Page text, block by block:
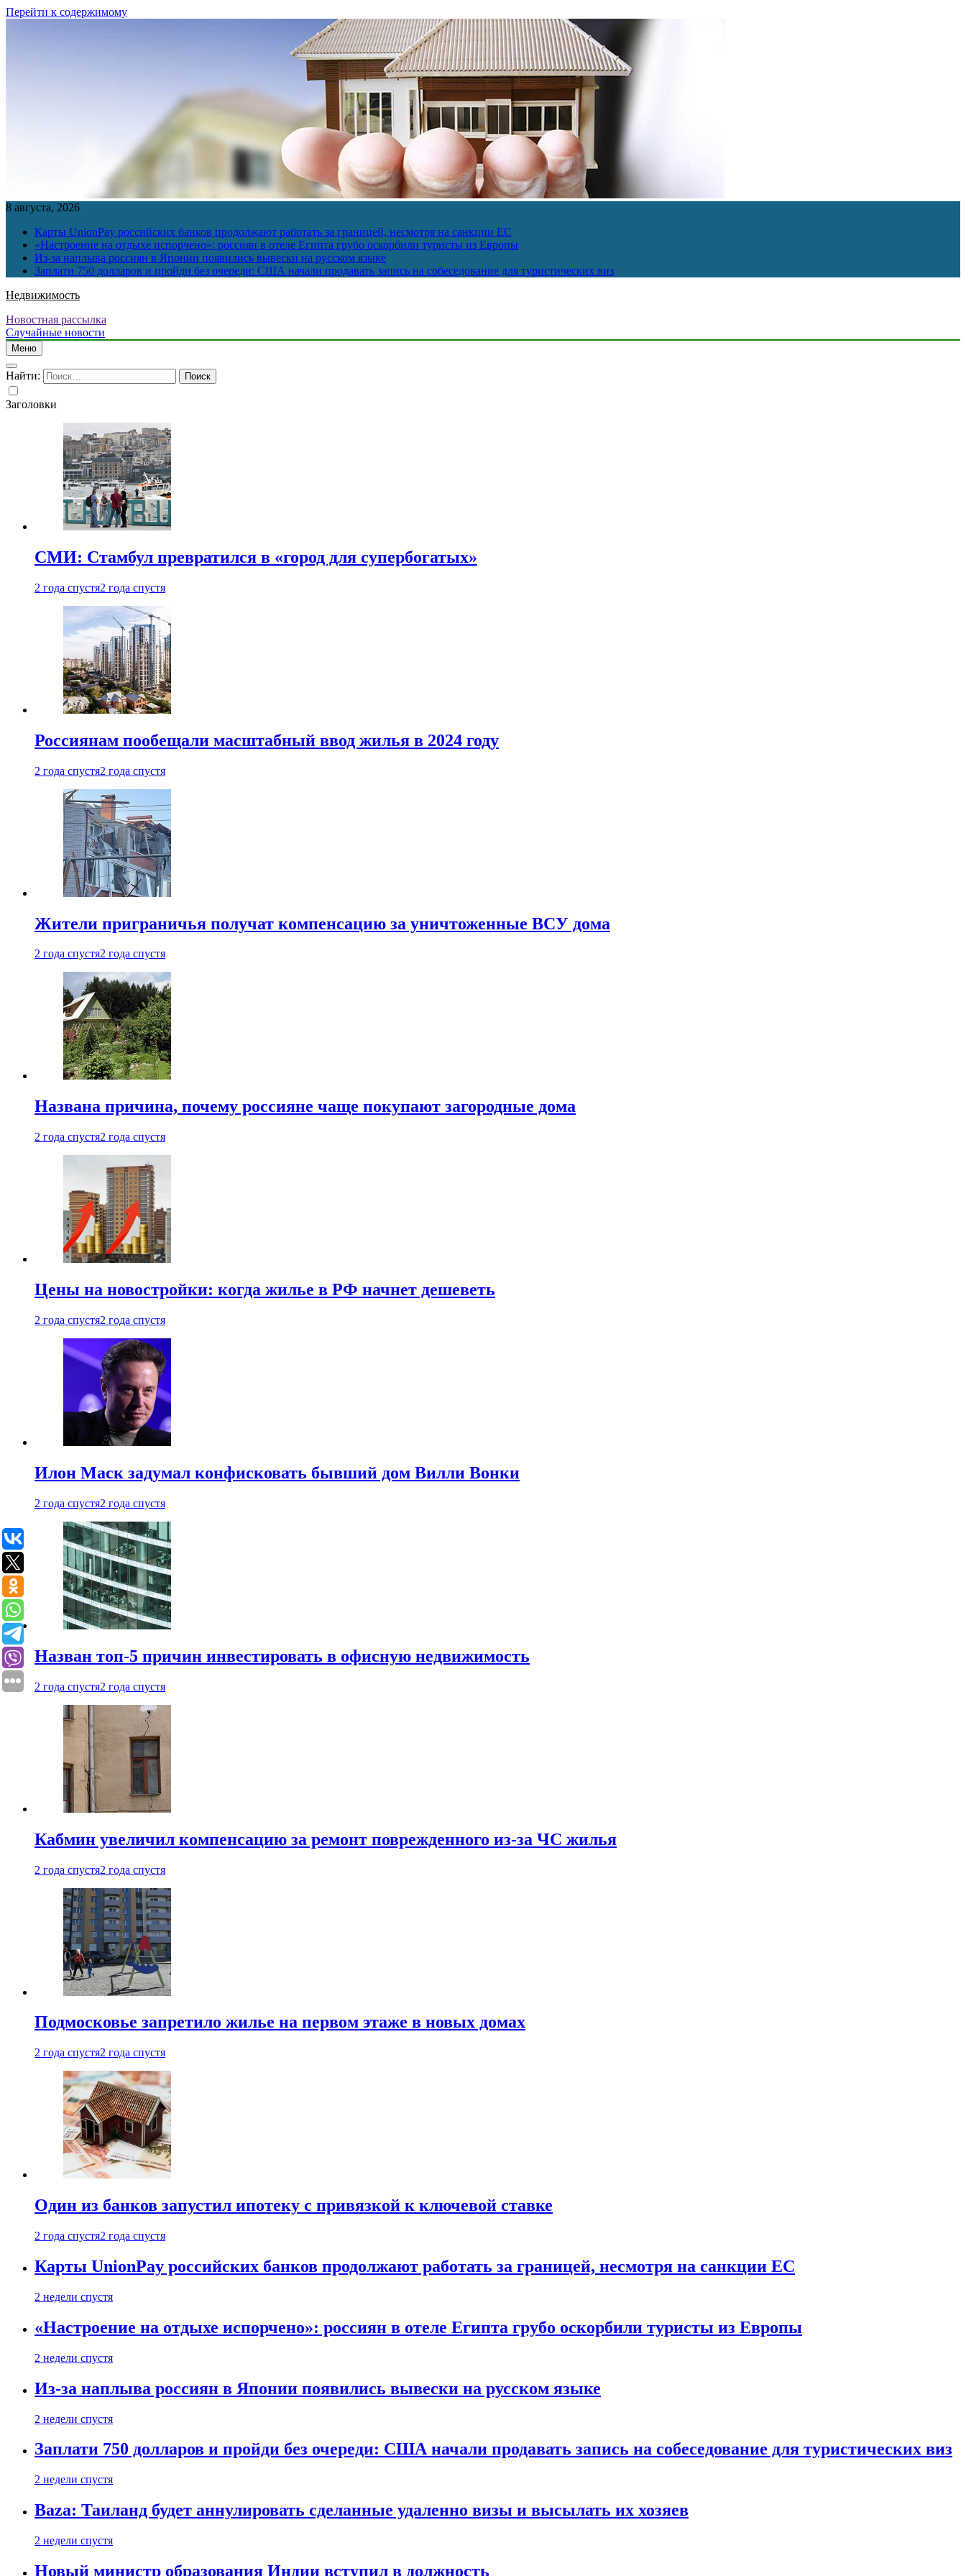
Перейти к содержимому
8 августа, 2026
Карты UnionPay российских банков продолжают работать за границей, несмотря на санкции ЕС
«Настроение на отдыхе испорчено»: россиян в отеле Египта грубо оскорбили туристы из Европы
Из-за наплыва россиян в Японии появились вывески на русском языке
Заплати 750 долларов и пройди без очереди: США начали продавать запись на собеседование для туристических виз
Недвижимость
Новостная рассылка
Случайные новости
Меню
Найти:
Заголовки
СМИ: Стамбул превратился в «город для супербогатых»
2 года спустя2 года спустя
Россиянам пообещали масштабный ввод жилья в 2024 году
2 года спустя2 года спустя
Жители приграничья получат компенсацию за уничтоженные ВСУ дома
2 года спустя2 года спустя
Названа причина, почему россияне чаще покупают загородные дома
2 года спустя2 года спустя
Цены на новостройки: когда жилье в РФ начнет дешеветь
2 года спустя2 года спустя
Илон Маск задумал конфисковать бывший дом Вилли Вонки
2 года спустя2 года спустя
Назван топ-5 причин инвестировать в офисную недвижимость
2 года спустя2 года спустя
Кабмин увеличил компенсацию за ремонт поврежденного из-за ЧС жилья
2 года спустя2 года спустя
Подмосковье запретило жилье на первом этаже в новых домах
2 года спустя2 года спустя
Один из банков запустил ипотеку с привязкой к ключевой ставке
2 года спустя2 года спустя
Карты UnionPay российских банков продолжают работать за границей, несмотря на санкции ЕС
2 недели спустя
«Настроение на отдыхе испорчено»: россиян в отеле Египта грубо оскорбили туристы из Европы
2 недели спустя
Из-за наплыва россиян в Японии появились вывески на русском языке
2 недели спустя
Заплати 750 долларов и пройди без очереди: США начали продавать запись на собеседование для туристических виз
2 недели спустя
Baza: Таиланд будет аннулировать сделанные удаленно визы и высылать их хозяев
2 недели спустя
Новый министр образования Индии вступил в должность